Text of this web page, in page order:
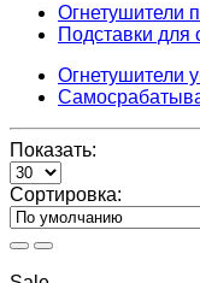
Огнетушители
Подставки для
Огнетушители
Показать:
Сортировка: